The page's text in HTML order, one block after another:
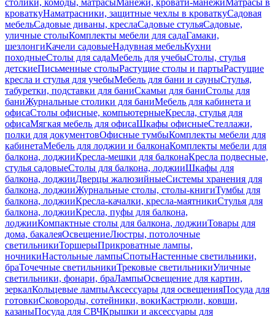
столики, комоды, матрасыМанежи, кровати-манежиМатрасы в
кроваткуНаматрасники, защитные чехлы в кроваткуСадовая
мебельСадовые диваны, креслаСадовые стульяСадовые,
уличные столыКомплекты мебели для садаГамаки,
шезлонгиКачели садовыеНадувная мебельКухни
походныеСтолы для садаМебель для учебыСтолы, стулья
детскиеПисьменные столыРастущие столы и партыРастущие
кресла и стулья для учебыМебель для бани и сауныСтулья,
табуретки, подставки для баниСкамьи для баниСтолы для
баниЖурнальные столики для баниМебель для кабинета и
офисаСтолы офисные, компьютерныеКресла, стулья для
офисаМягкая мебель для офисаШкафы офисныеСтеллажи,
полки для документовОфисные тумбыКомплекты мебели для
кабинетаМебель для лоджии и балконаКомплекты мебели для
балкона, лоджииКресла-мешки для балконаКресла подвесные,
стулья садовыеСтолы для балкона, лоджииШкафы для
балкона, лоджииДверцы жалюзийныеСистемы хранения для
балкона, лоджииЖурнальные столы, столы-книгиТумбы для
балкона, лоджииКресла-качалки, кресла-маятникиСтулья для
балкона, лоджииКресла, пуфы для балкона,
лоджииКомпактные столы для балкона, лоджииТовары для
дома, бакалеяОсвещениеЛюстры, потолочные
светильникиТоршерыПрикроватные лампы,
ночникиНастольные лампыСпотыНастенные светильники,
браТочечные светильникиТрековые светильникиУличные
светильники, фонари, браЛампыОсвещение для картин,
зеркалКольцевые лампыАксессуары для освещенияПосуда для
готовкиСковороды, сотейники, вокиКастрюли, ковши,
казаныПосуда для СВЧКрышки и аксессуары для